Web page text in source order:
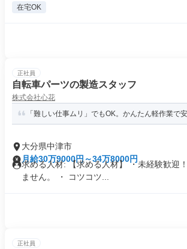
在宅OK
正社員
自転車パーツの製造スタッフ
株式会社心花
「難しい仕事ムリ」でもOK。かんたん軽作業で
大分県中津市
月給30万9000円～34万8000円
求める人材: 【求める人材】 ・未経験歓迎
ません。 ・ コツコツ...
正社員